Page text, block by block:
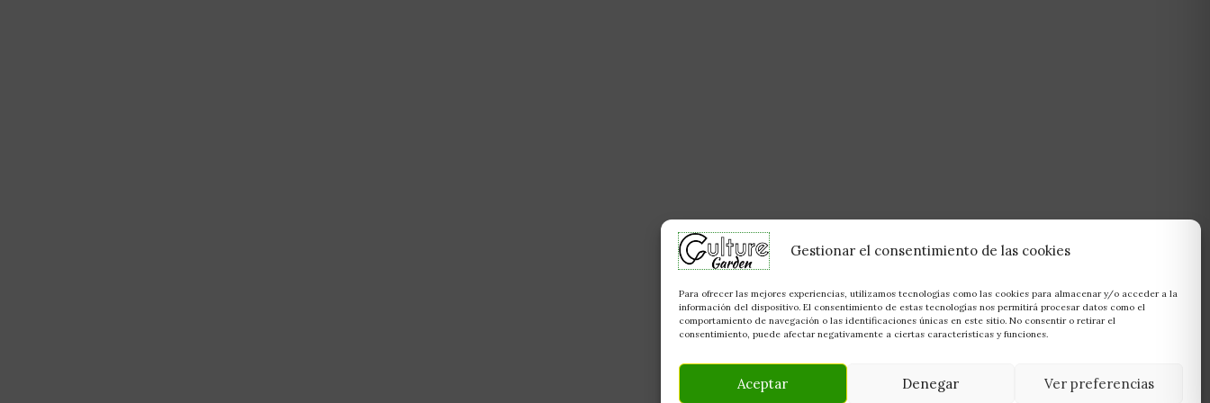
Gestionar el consentimiento de las cookies
Para ofrecer las mejores experiencias, utilizamos tecnologías como las cookies para almacenar y/o acceder a la
información del dispositivo. El consentimiento de estas tecnologías nos permitirá procesar datos como el
comportamiento de navegación o las identificaciones únicas en este sitio. No consentir o retirar el
consentimiento, puede afectar negativamente a ciertas características y funciones.
Aceptar Denegar Ver preferencias